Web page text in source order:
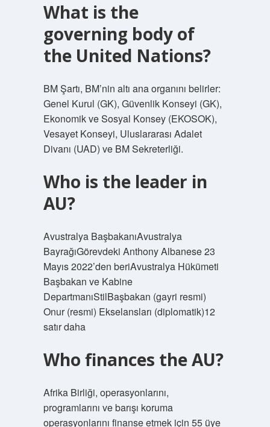
What is the
governing body of
the United Nations?
BM Şartı, BM’nin altı ana organını belirler:
Genel Kurul (GK), Güvenlik Konseyi (GK),
Ekonomik ve Sosyal Konsey (EKOSOK),
Vesayet Konseyi, Uluslararası Adalet
Divanı (UAD) ve BM Sekreterliği.
Who is the leader in
AU?
Avustralya BaşbakanıAvustralya
BayrağıGörevdeki Anthony Albanese 23
Mayıs 2022’den beriAvustralya Hükümeti
Başbakan ve Kabine
DepartmanıStilBaşbakan (gayri resmi)
Onur (resmi) Ekselansları (diplomatik)12
satır daha
Who finances the AU?
Afrika Birliği, operasyonlarını,
programlarını ve barışı koruma
operasyonlarını finanse etmek için 55 üye